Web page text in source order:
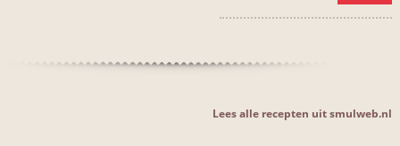
Lees alle recepten uit smulweb.nl